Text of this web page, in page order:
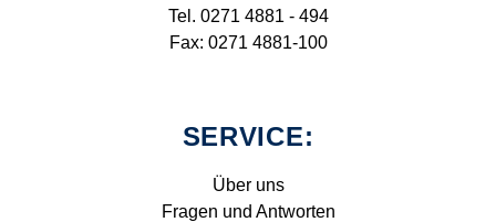
Tel. 0271 4881 - 494
Fax: 0271 4881-100
SERVICE:
Über uns
Fragen und Antworten